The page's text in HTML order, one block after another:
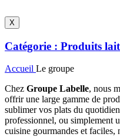
X
Catégorie : Produits
Accueil Le groupe
Chez Groupe Labelle, nous
offrir une large gamme de
sublimer vos plats du
professionnel, ou simplement
cuisine gourmandes et